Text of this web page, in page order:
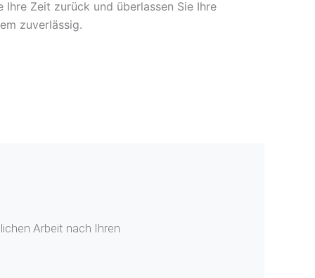
Zeit zurück und überlassen Sie Ihre
zuverlässig.
Arbeit nach Ihren